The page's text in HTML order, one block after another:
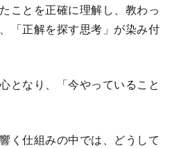
ことを正確に理解し、教わっ
「正解を探す思考」が染み付
となり、「今やっていること
く仕組みの中では、どうして